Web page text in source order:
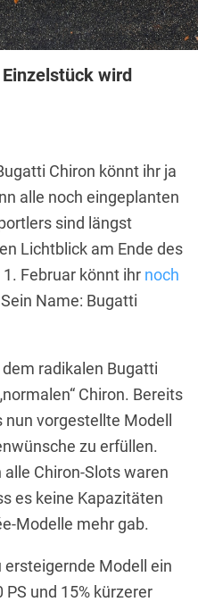
wird
Chiron könnt ihr ja
alle noch eingeplanten
sind längst
Lichtblick am Ende des
Februar könnt ihr noch
Name: Bugatti
radikalen Bugatti
Chiron. Bereits
nun vorgestellte Modell
zu erfüllen.
Chiron-Slots waren
es keine Kapazitäten
Modelle mehr gab.
Modell ein
und 15% kürzerer